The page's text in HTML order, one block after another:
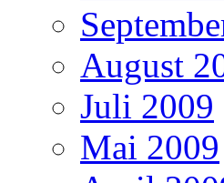
August
Juli 2009
Mai 2009